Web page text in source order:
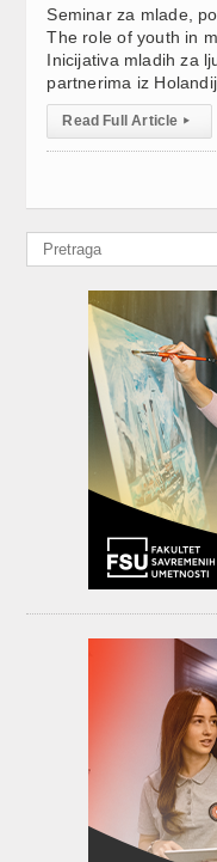
Seminar za mlade,
The role of youth in
Inicijativa mladih za
partnerima iz
Read Full Article ▸